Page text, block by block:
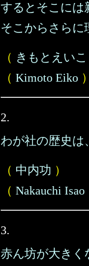
するとそこには
そこからさらに
（ きもとえいこ
（ Kimoto Eiko ）
2.
わが社の歴史は
（ 中内功 ）
（ Nakauchi Isao
3.
赤ん坊が大きく